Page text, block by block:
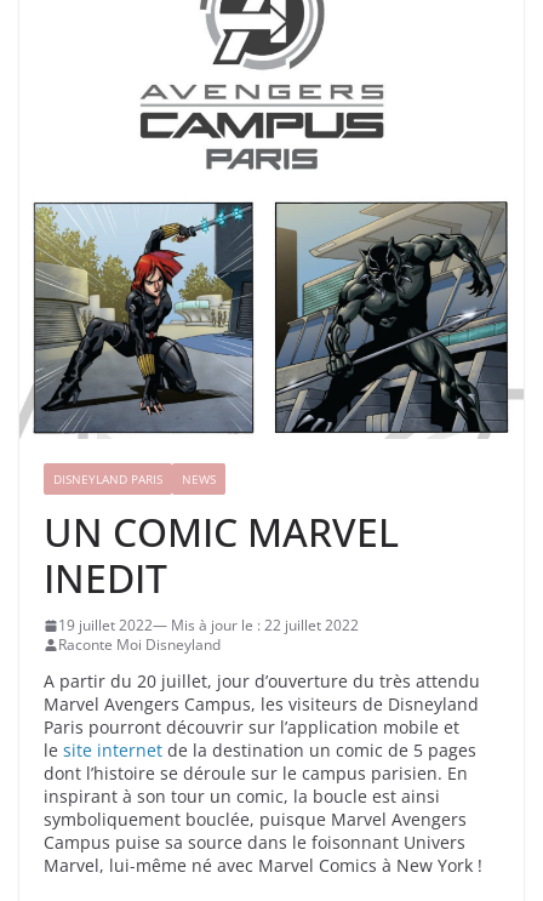
DISNEYLAND PARIS NEWS
UN COMIC MARVEL
INEDIT
19 juillet 2022
22 juillet 2022
Raconte Moi Disneyland
A partir du 20 juillet, jour d’ouverture du très attendu
Marvel Avengers Campus, les visiteurs de Disneyland
Paris pourront découvrir sur l’application mobile et
le site internet de la destination un comic de 5 pages
dont l’histoire se déroule sur le campus parisien. En
inspirant à son tour un comic, la boucle est ainsi
symboliquement bouclée, puisque Marvel Avengers
Campus puise sa source dans le foisonnant Univers
Marvel, lui-même né avec Marvel Comics à New York !